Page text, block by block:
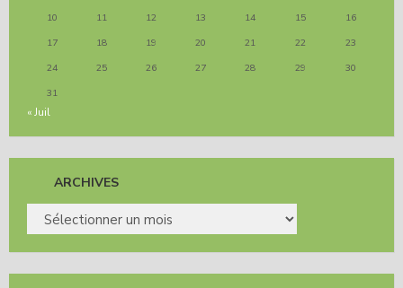
10
11 12 13 14 15
16
17
18 19 20 21 22
23
24
25 26 27 28 29
30
31
« Juil
ARCHIVES